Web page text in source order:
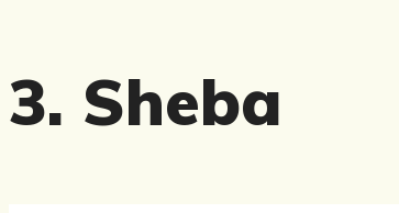
3. Sheba